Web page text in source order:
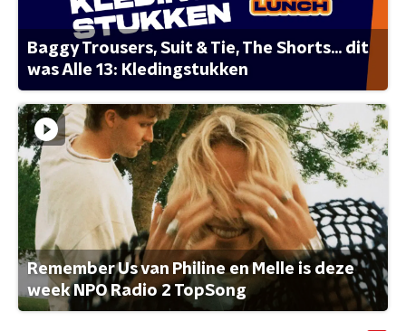
Baggy Trousers, Suit & Tie, The Shorts... dit
was Alle 13: Kledingstukken
Remember Us van Philine en Melle is deze
week NPO Radio 2 TopSong